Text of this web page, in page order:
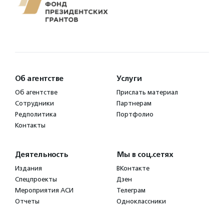
Об агентстве
Об агентстве
Сотрудники
Редполитика
Контакты
Услуги
Прислать материал
Партнерам
Портфолио
Деятельность
Издания
Спецпроекты
Мероприятия АСИ
Отчеты
Мы в соц.сетях
ВКонтакте
Дзен
Телеграм
Одноклассники